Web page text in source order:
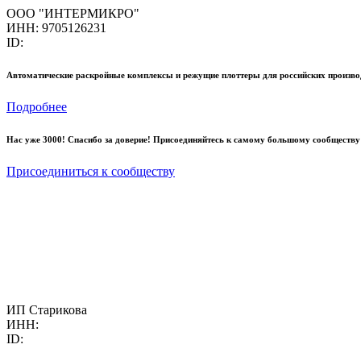
ООО "ИНТЕРМИКРО"
ИНН: 9705126231
ID:
Автоматические раскройные комплексы и режущие плоттеры для российских
Подробнее
Нас уже 3000! Спасибо за доверие! Присоединяйтесь к самому большому
Присоединиться к сообществу
ИП Старикова
ИНН:
ID: